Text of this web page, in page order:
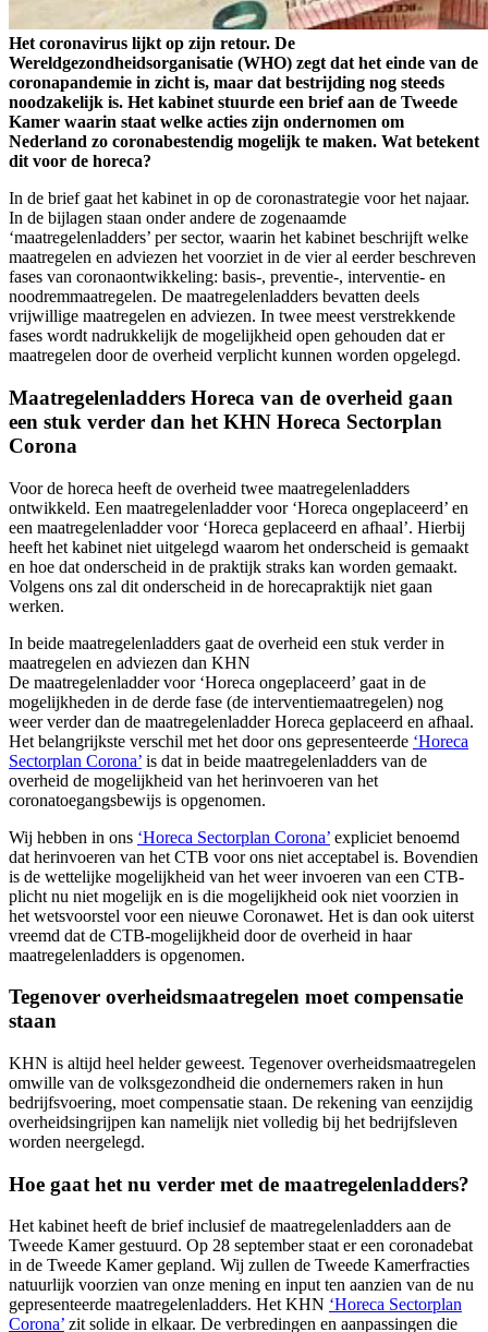
Het coronavirus lijkt op zijn retour. De
Wereldgezondheidsorganisatie (WHO) zegt dat het einde van de
coronapandemie in zicht is, maar dat bestrijding nog steeds
noodzakelijk is. Het kabinet stuurde een brief aan de Tweede
Kamer waarin staat welke acties zijn ondernomen om
Nederland zo coronabestendig mogelijk te maken. Wat betekent
dit voor de horeca?
In de brief gaat het kabinet in op de coronastrategie voor het najaar.
In de bijlagen staan onder andere de zogenaamde
‘maatregelenladders’ per sector, waarin het kabinet beschrijft welke
maatregelen en adviezen het voorziet in de vier al eerder beschreven
fases van coronaontwikkeling: basis-, preventie-, interventie- en
noodremmaatregelen. De maatregelenladders bevatten deels
vrijwillige maatregelen en adviezen. In twee meest verstrekkende
fases wordt nadrukkelijk de mogelijkheid open gehouden dat er
maatregelen door de overheid verplicht kunnen worden opgelegd.
Maatregelenladders Horeca van de overheid gaan
een stuk verder dan het KHN Horeca Sectorplan
Corona
Voor de horeca heeft de overheid twee maatregelenladders
ontwikkeld. Een maatregelenladder voor ‘Horeca ongeplaceerd’ en
een maatregelenladder voor ‘Horeca geplaceerd en afhaal’. Hierbij
heeft het kabinet niet uitgelegd waarom het onderscheid is gemaakt
en hoe dat onderscheid in de praktijk straks kan worden gemaakt.
Volgens ons zal dit onderscheid in de horecapraktijk niet gaan
werken.
In beide maatregelenladders gaat de overheid een stuk verder in
maatregelen en adviezen dan KHN
De maatregelenladder voor ‘Horeca ongeplaceerd’ gaat in de
mogelijkheden in de derde fase (de interventiemaatregelen) nog
weer verder dan de maatregelenladder Horeca geplaceerd en afhaal.
Het belangrijkste verschil met het door ons gepresenteerde ‘Horeca
Sectorplan Corona’ is dat in beide maatregelenladders van de
overheid de mogelijkheid van het herinvoeren van het
coronatoegangsbewijs is opgenomen.
Wij hebben in ons ‘Horeca Sectorplan Corona’ expliciet benoemd
dat herinvoeren van het CTB voor ons niet acceptabel is. Bovendien
is de wettelijke mogelijkheid van het weer invoeren van een CTB-
plicht nu niet mogelijk en is die mogelijkheid ook niet voorzien in
het wetsvoorstel voor een nieuwe Coronawet. Het is dan ook uiterst
vreemd dat de CTB-mogelijkheid door de overheid in haar
maatregelenladders is opgenomen.
Tegenover overheidsmaatregelen moet compensatie
staan
KHN is altijd heel helder geweest. Tegenover overheidsmaatregelen
omwille van de volksgezondheid die ondernemers raken in hun
bedrijfsvoering, moet compensatie staan. De rekening van eenzijdig
overheidsingrijpen kan namelijk niet volledig bij het bedrijfsleven
worden neergelegd.
Hoe gaat het nu verder met de maatregelenladders?
Het kabinet heeft de brief inclusief de maatregelenladders aan de
Tweede Kamer gestuurd. Op 28 september staat er een coronadebat
in de Tweede Kamer gepland. Wij zullen de Tweede Kamerfracties
natuurlijk voorzien van onze mening en input ten aanzien van de nu
gepresenteerde maatregelenladders. Het KHN ‘Horeca Sectorplan
Corona’ zit solide in elkaar. De verbredingen en aanpassingen die